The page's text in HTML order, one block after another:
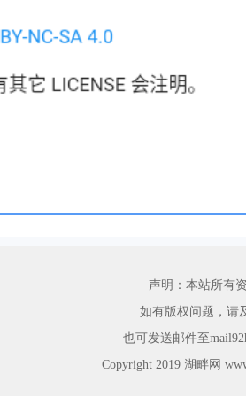
声明：本站所有
如有版权问题，请
也可发送邮件至
Copyright 2019 湖畔网